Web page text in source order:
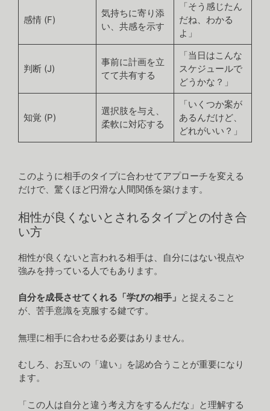
感情 (F)
気持ちに寄り添
い、共感を示す
「そう感じたん
だね、わかる
よ」
判断 (J)
事前に計画を立
てて共有する
「当日はこんな
スケジュールで
どうかな？」
知覚 (P)
選択肢を与え、
柔軟に対応する
「いくつか案が
あるんだけど、
どれがいい？」
このように相手のタイプに合わせてアプローチを変える
だけで、驚くほど円滑な人間関係を築けます。
相性が良くないとされるタイプとの付き合
い方
相性が良くないと言われる相手は、自分にはない視点や
強みを持っている人でもあります。
自分を成長させてくれる「学びの相手」 と捉えること
が、苦手意識を克服する鍵です。
無理に相手に合わせる必要はありません。
むしろ、お互いの「違い」を認め合うことが重要になり
ます。
「この人は自分と違う考え方をするんだな」と理解する